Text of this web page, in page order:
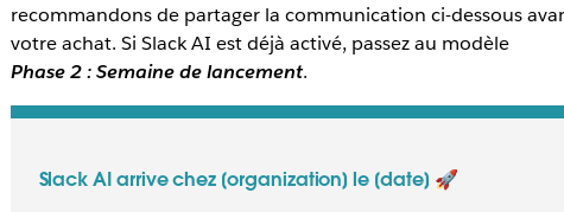
recommandons de partager la communication ci-dessous
votre achat. Si Slack AI est déjà activé, passez au modèle
Phase 2 : Semaine de lancement.
Slack AI arrive chez [organization] le [date] 🚀